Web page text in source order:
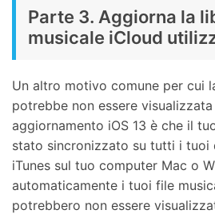
Parte 3. Aggiorna la
musicale iCloud
Un altro motivo comune per cui
potrebbe non essere
aggiornamento iOS 13 è che il
stato sincronizzato su tutti i tuoi
iTunes sul tuo computer Mac o
automaticamente i tuoi file
potrebbero non essere